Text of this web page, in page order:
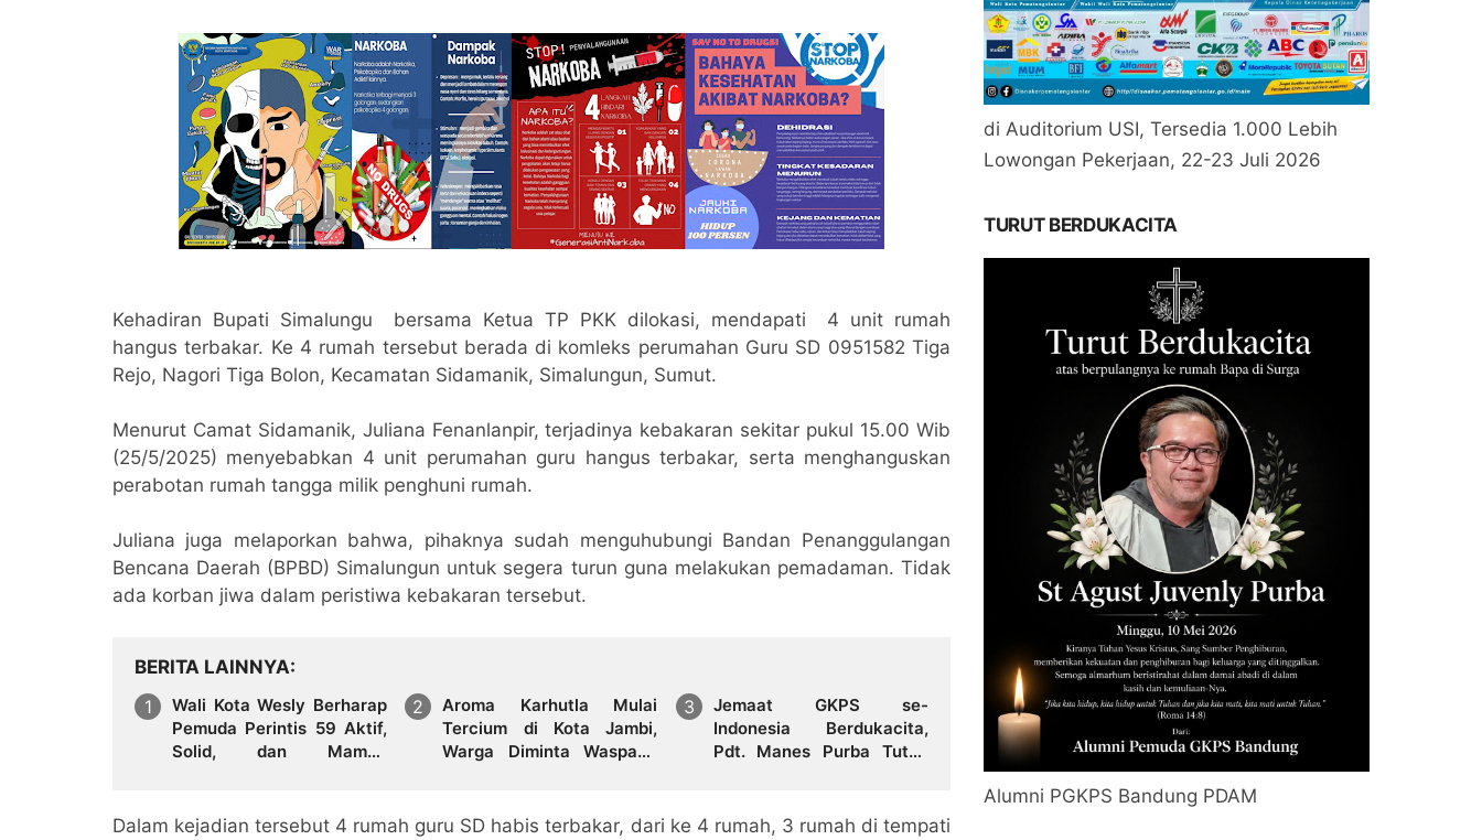
Kehadiran Bupati Simalungu bersama Ketua TP PKK dilokasi, mendapati 4 unit rumah
hangus terbakar. Ke 4 rumah tersebut berada di komleks perumahan Guru SD 0951582 Tiga
Rejo, Nagori Tiga Bolon, Kecamatan Sidamanik, Simalungun, Sumut.
Menurut Camat Sidamanik, Juliana Fenanlanpir, terjadinya kebakaran sekitar pukul 15.00 Wib
(25/5/2025) menyebabkan 4 unit perumahan guru hangus terbakar, serta menghanguskan
perabotan rumah tangga milik penghuni rumah.
Juliana juga melaporkan bahwa, pihaknya sudah menguhubungi Bandan Penanggulangan
Bencana Daerah (BPBD) Simalungun untuk segera turun guna melakukan pemadaman. Tidak
ada korban jiwa dalam peristiwa kebakaran tersebut.
BERITA LAINNYA
Wali Kota Wesly Berharap
Pemuda Perintis 59 Aktif,
Solid, dan Mampu
Aroma Karhutla Mulai
Tercium di Kota Jambi,
Warga Diminta Waspada
Jemaat GKPS se-
Indonesia Berdukacita,
Pdt. Manes Purba Tutup
Ephorus GKPS
Dalam kejadian tersebut 4 rumah guru SD habis terbakar, dari ke 4 rumah, 3 rumah di tempati
di Auditorium USI, Tersedia 1.000 Lebih
Lowongan Pekerjaan, 22-23 Juli 2026
TURUT BERDUKACITA
Alumni PGKPS Bandung PDAM